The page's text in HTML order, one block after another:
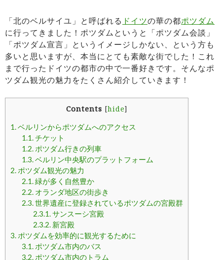
「北のベルサイユ」と呼ばれる ドイツの華の都ポツダム
に行ってきました！ポツダムというと「ポツダム会談」
「ポツダム宣言」というイメージしかない、という方も
多いと思いますが、本当にとても素敵な街でした！これ
まで行ったドイツの都市の中で一番好きです。そんなポ
ツダム観光の魅力をたくさん紹介していきます！
Contents [hide]
1.ベルリンからポツダムへのアクセス
1.1.チケット
1.2.ポツダム行きの列車
1.3.ベルリン中央駅のプラットフォーム
2. ポツダム観光の魅力
2.1.緑が多く自然豊か
2.2.オランダ地区の街歩き
2.3.世界遺産に登録されているポツダムの宮殿群
2.3.1.サンスーシ宮殿
2.3.2.新宮殿
3. ポツダムを効率的に観光するために
3.1.ポツダム市内のバス
3.2.ポツダム市内のトラム